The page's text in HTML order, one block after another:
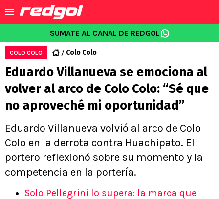
SUMATE AL CANAL DE REDGOL
COLO COLO Colo Colo
Eduardo Villanueva se emociona al
volver al arco de Colo Colo: “Sé que
no aproveché mi oportunidad”
Eduardo Villanueva volvió al arco de Colo
Colo en la derrota contra Huachipato. El
portero reflexionó sobre su momento y la
competencia en la portería.
Solo Pellegrini lo supera: la marca que